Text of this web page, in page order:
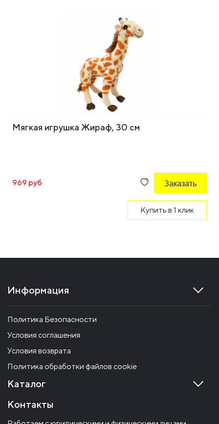
Мягкая игрушка Жираф, 30 см
969 руб Заказать
Купить в 1 клик
Информация
Политика Безопасности
Условия соглашения
Условия возврата
Политика обработки файлов cookie
Каталог
Контакты